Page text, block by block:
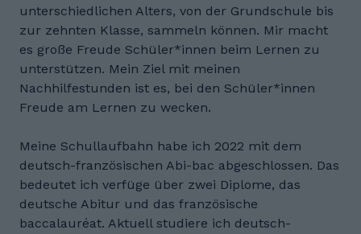
unterschiedlichen Alters, von der Grundschule bis
zur zehnten Klasse, sammeln können. Mir macht
es große Freude Schüler*innen beim Lernen zu
unterstützen. Mein Ziel mit meinen
Nachhilfestunden ist es, bei den Schüler*innen
Freude am Lernen zu wecken.
Meine Schullaufbahn habe ich 2022 mit dem
deutsch-französischen Abi-bac abgeschlossen. Das
bedeutet ich verfüge über zwei Diplome, das
deutsche Abitur und das französische
baccalauréat. Aktuell studiere ich deutsch-